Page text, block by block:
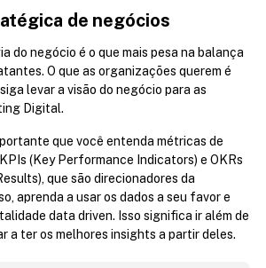
de negócios
do negócio é o que mais pesa na balança
O que as organizações querem é
levar a visão do negócio para as
Digital.
que você entenda métricas de
(Key Performance Indicators) e OKRs
que são direcionadores da
aprenda a usar os dados a seu favor e
data driven. Isso significa ir além de
a ter os melhores insights a partir deles.